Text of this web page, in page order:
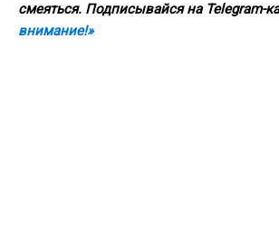
смеяться. Подписывайся на Telegram-
внимание!»